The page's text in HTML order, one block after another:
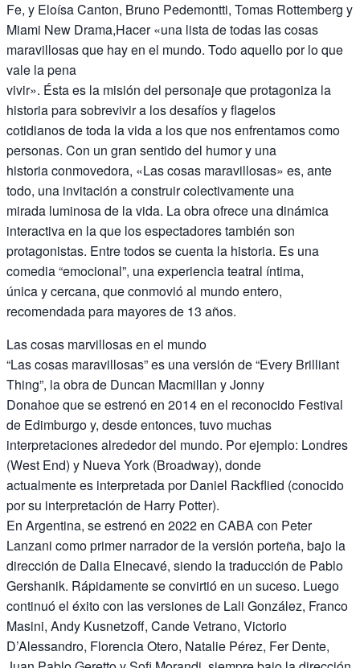
Fe, y Eloísa Canton, Bruno Pedemontti, Tomas Rottemberg y
Miami New Drama,Hacer «una lista de todas las cosas
maravillosas que hay en el mundo. Todo aquello por lo que
vale la pena
vivir». Ésta es la misión del personaje que protagoniza la
historia para sobrevivir a los desafíos y flagelos
cotidianos de toda la vida a los que nos enfrentamos como
personas. Con un gran sentido del humor y una
historia conmovedora, «Las cosas maravillosas» es, ante
todo, una invitación a construir colectivamente una
mirada luminosa de la vida. La obra ofrece una dinámica
interactiva en la que los espectadores también son
protagonistas. Entre todos se cuenta la historia. Es una
comedia “emocional”, una experiencia teatral íntima,
única y cercana, que conmovió al mundo entero,
recomendada para mayores de 13 años.
Las cosas marvillosas en el mundo
“Las cosas maravillosas” es una versión de “Every Brilliant
Thing”, la obra de Duncan Macmillan y Jonny
Donahoe que se estrenó en 2014 en el reconocido Festival
de Edimburgo y, desde entonces, tuvo muchas
interpretaciones alrededor del mundo. Por ejemplo: Londres
(West End) y Nueva York (Broadway), donde
actualmente es interpretada por Daniel Rackflied (conocido
por su interpretación de Harry Potter).
En Argentina, se estrenó en 2022 en CABA con Peter
Lanzani como primer narrador de la versión porteña, bajo la
dirección de Dalia Elnecavé, siendo la traducción de Pablo
Gershanik. Rápidamente se convirtió en un suceso. Luego
continuó el éxito con las versiones de Lali González, Franco
Masini, Andy Kusnetzoff, Cande Vetrano, Victorio
D’Alessandro, Florencia Otero, Natalie Pérez, Fer Dente,